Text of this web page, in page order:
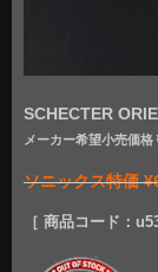
SCHECTER
メーカー希望小売価格
ソニックス特価
［ 商品コード：